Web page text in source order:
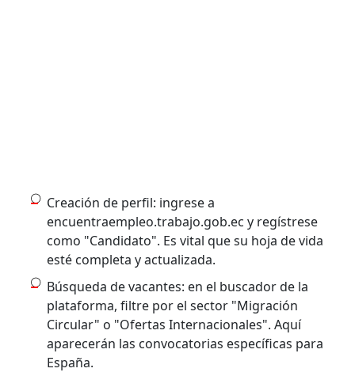
Creación de perfil: ingrese a
encuentraempleo.trabajo.gob.ec y regístrese
como "Candidato". Es vital que su hoja de vida
esté completa y actualizada.
Búsqueda de vacantes: en el buscador de la
plataforma, filtre por el sector "Migración
Circular" o "Ofertas Internacionales". Aquí
aparecerán las convocatorias específicas para
España.